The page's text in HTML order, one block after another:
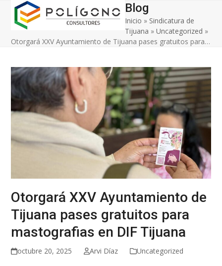
Skip
content
Open
mobile
menu
Close
mobile
menu
Blog
Inicio » Sindicatura de
Tijuana »Uncategorized »
Otorgará XXV Ayuntamiento de Tijuana pases gratuitos para…
Otorgará XXV Ayuntamiento de
Tijuana pases gratuitos para
mastografias en DIF Tijuana
octubre 20, 2025 Arvi Díaz Uncategorized